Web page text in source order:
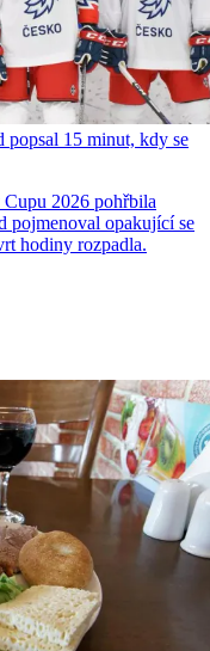
popsal 15 minut, kdy se
2026 pohřbila
pojmenoval opakující se
hodiny rozpadla.